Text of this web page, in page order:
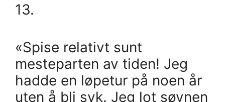
13.
«Spise relativt sunt
mesteparten av tiden! Jeg
hadde en løpetur på noen år
uten å bli syk. Jeg lot søvnen